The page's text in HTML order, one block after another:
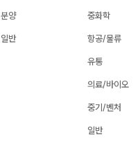
분양
일반
중화학
항공/물류
유통
의료/바이오
중기/벤처
일반